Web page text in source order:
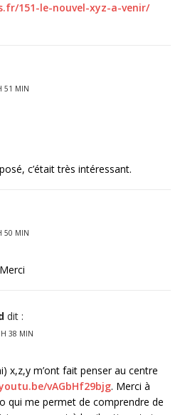
151-le-nouvel-xyz-a-venir/
51 MIN
c’était très intéressant.
50 MIN
dit :
H 38 MIN
x,z,y m’ont fait penser au centre
vAGbHf29bjg. Merci à
qui me permet de comprendre de